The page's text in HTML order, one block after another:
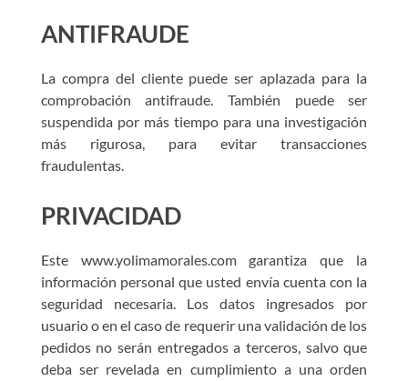
ANTIFRAUDE
La compra del cliente puede ser aplazada para la
comprobación antifraude. También puede ser
suspendida por más tiempo para una investigación
más rigurosa, para evitar transacciones
fraudulentas.
PRIVACIDAD
Este www.yolimamorales.com garantiza que la
información personal que usted envía cuenta con la
seguridad necesaria. Los datos ingresados por
usuario o en el caso de requerir una validación de los
pedidos no serán entregados a terceros, salvo que
deba ser revelada en cumplimiento a una orden